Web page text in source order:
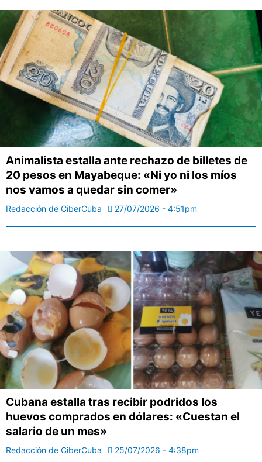
Animalista estalla ante rechazo de billetes de
20 pesos en Mayabeque: «Ni yo ni los míos
nos vamos a quedar sin comer»
Redacción de CiberCuba 27/07/2026 - 4:51pm
Cubana estalla tras recibir podridos los
huevos comprados en dólares: «Cuestan el
salario de un mes»
Redacción de CiberCuba 25/07/2026 - 4:38pm